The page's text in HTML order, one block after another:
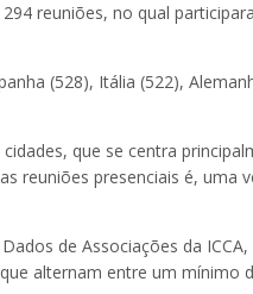
reuniões, no qual
(528), Itália (522),
que se centra
reuniões presenciais é,
de Associações da
alternam entre um